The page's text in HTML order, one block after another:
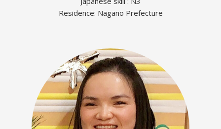
Residence: Nagano Prefecture